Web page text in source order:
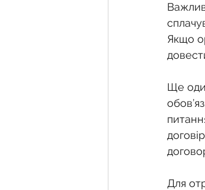
Якщо
Ще
Для